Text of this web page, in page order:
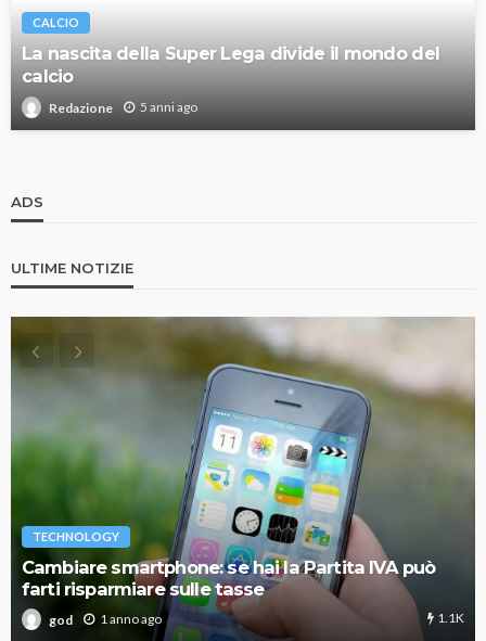
CALCIO
La nascita della Super Lega divide il mondo del
calcio
Redazione 5 anni ago
ADS
ULTIME NOTIZIE
TECHNOLOGY
Cambiare smartphone: se hai la Partita IVA può
farti risparmiare sulle tasse
god 1 anno ago 1.1K